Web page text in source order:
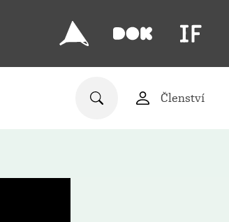
Členství